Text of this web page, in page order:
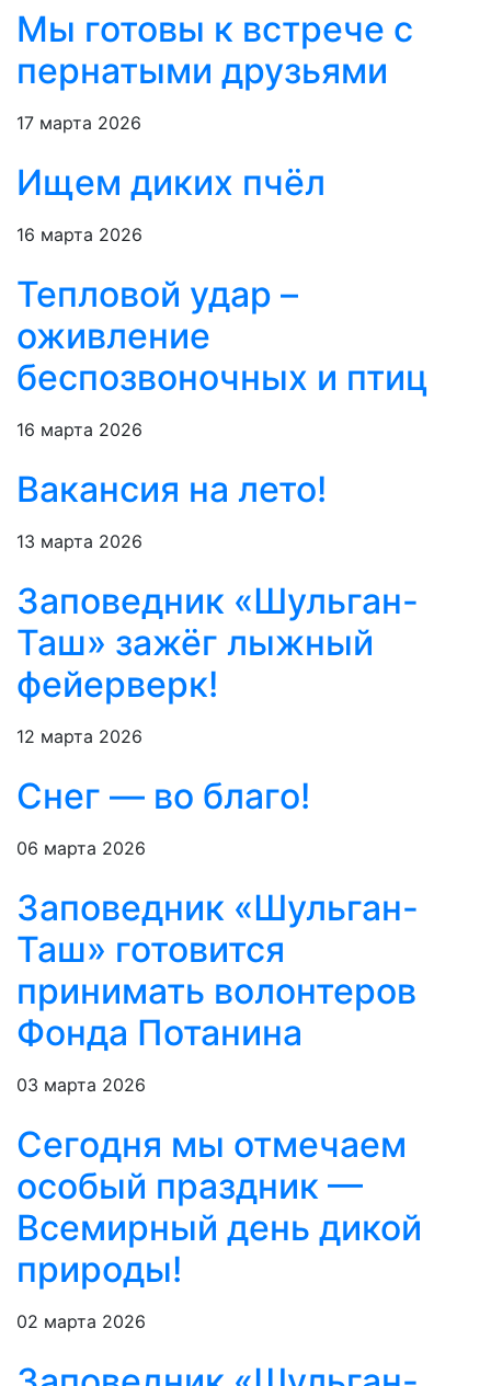
Мы готовы к встрече с
пернатыми друзьями
17 марта 2026
Ищем диких пчёл
16 марта 2026
Тепловой удар –
оживление
беспозвоночных и птиц
16 марта 2026
Вакансия на лето!
13 марта 2026
Заповедник «Шульган-
Таш» зажёг лыжный
фейерверк!
12 марта 2026
Снег — во благо!
06 марта 2026
Заповедник «Шульган-
Таш» готовится
принимать волонтеров
Фонда Потанина
03 марта 2026
Сегодня мы отмечаем
особый праздник —
Всемирный день дикой
природы!
02 марта 2026